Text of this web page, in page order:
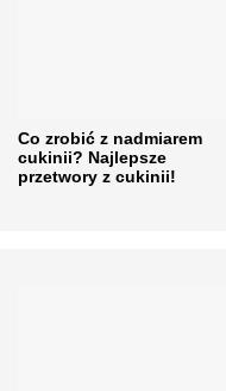
Co zrobić z nadmiarem
cukinii? Najlepsze
przetwory z cukinii!